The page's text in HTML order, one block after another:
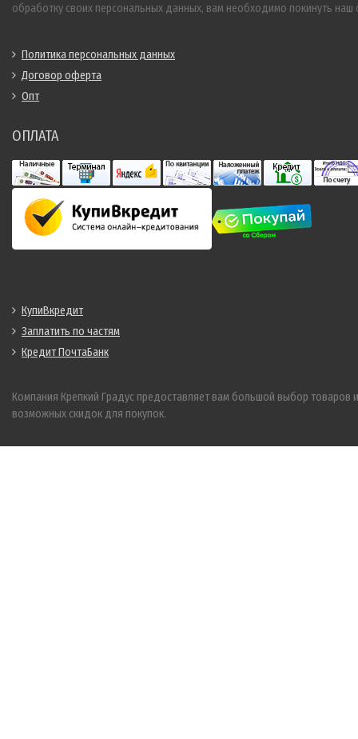
обработку своих персональных данных, вам необходимо покинуть наш
Политика персональных данных
Договор оферта
Опт
ОПЛАТА
КупиВкредит
Заплатить по частям
Кредит ПочтаБанк
Компания Крепкий Градус предоставляет вам большой выбор товаров и
возможных скидок для покупок.